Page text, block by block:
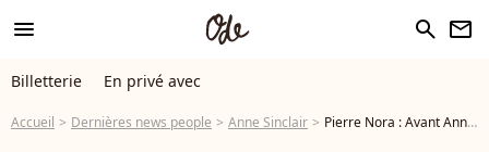
menu search newsletter
Billetterie En privé avec
Accueil Dernières news people Anne Sinclair Pierre Nora : Avant Anne Sinclair, il y a eu une autre femme dans sa vie, très influente et dont il était resté proche